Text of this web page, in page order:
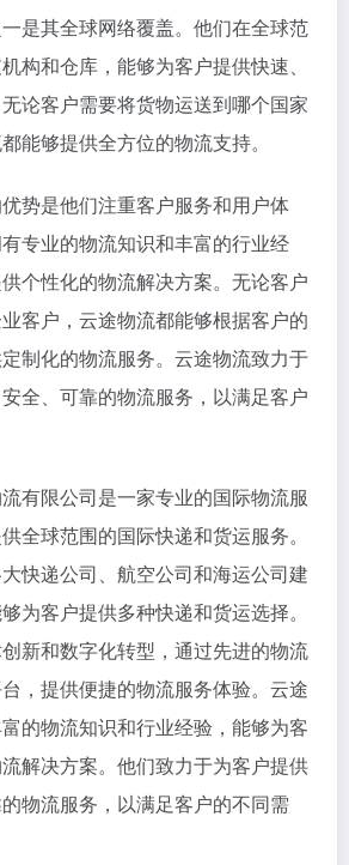
是其全球网络覆盖。他们在全球范
构和仓库，能够为客户提供快速、
论客户需要将货物运送到哪个国家
能够提供全方位的物流支持。
势是他们注重客户服务和用户体
专业的物流知识和丰富的行业经
个性化的物流解决方案。无论客户
客户，云途物流都能够根据客户的
制化的物流服务。云途物流致力于
全、可靠的物流服务，以满足客户
有限公司是一家专业的国际物流服
全球范围的国际快递和货运服务。
快递公司、航空公司和海运公司建
为客户提供多种快递和货运选择。
新和数字化转型，通过先进的物流
，提供便捷的物流服务体验。云途
的物流知识和行业经验，能够为客
解决方案。他们致力于为客户提供
物流服务，以满足客户的不同需